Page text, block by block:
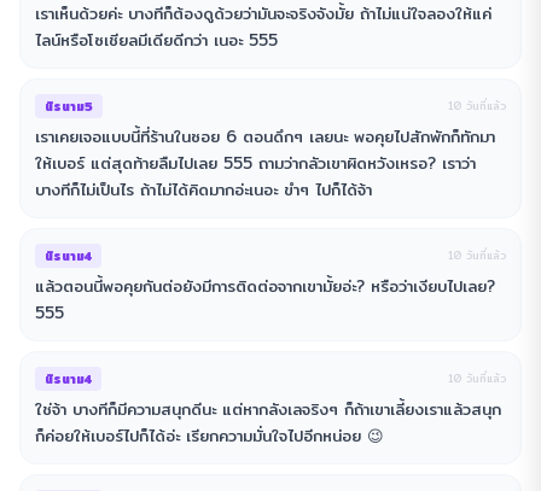
เราเห็นด้วยค่ะ บางทีก็ต้องดูด้วยว่ามันจะจริงจังมั้ย ถ้าไม่แน่ใจลองให้แค่
ไลน์หรือโซเชียลมีเดียดีกว่า เนอะ 555
นิรนาม5 10 วันที่แล้ว
เราเคยเจอแบบนี้ที่ร้านในซอย 6 ตอนดึกๆ เลยนะ พอคุยไปสักพักก็ทักมา
ให้เบอร์ แต่สุดท้ายลืมไปเลย 555 ถามว่ากลัวเขาผิดหวังเหรอ? เราว่า
บางทีก็ไม่เป็นไร ถ้าไม่ได้คิดมากอ่ะเนอะ ขำๆ ไปก็ได้จ้า
นิรนาม4 10 วันที่แล้ว
แล้วตอนนี้พอคุยกันต่อยังมีการติดต่อจากเขามั้ยอ่ะ? หรือว่าเงียบไปเลย?
555
นิรนาม4 10 วันที่แล้ว
ใช่จ้า บางทีก็มีความสนุกดีนะ แต่หากลังเลจริงๆ ก็ถ้าเขาเลี้ยงเราแล้วสนุก
ก็ค่อยให้เบอร์ไปก็ได้อ่ะ เรียกความมั่นใจไปอีกหน่อย 😉